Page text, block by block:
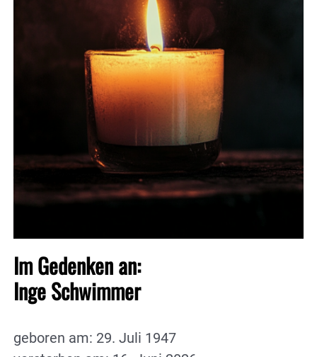
Im Gedenken an:
Inge Schwimmer
geboren am: 29. Juli 1947